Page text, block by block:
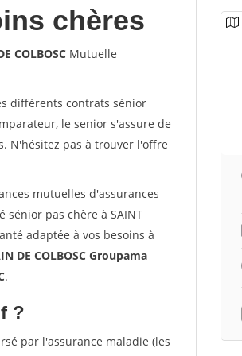
chères
COLBOSC Mutuelle
différents contrats sénior
le senior s'assure de
N'hésitez pas à trouver l'offre
mutuelles d'assurances
sénior pas chère à SAINT
adaptée à vos besoins à
DE COLBOSC Groupama
.
?
par l'assurance maladie (les